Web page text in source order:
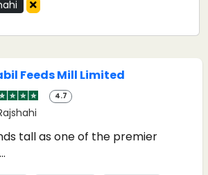
Feeds Mill Limited
4.7
tall as one of the premier